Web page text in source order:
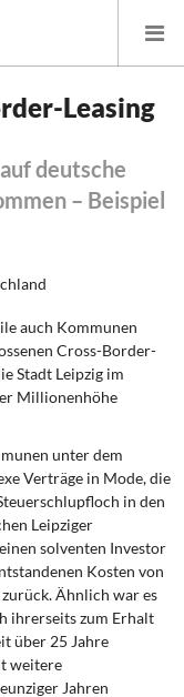
Leasing
deutsche
– Beispiel
auch Kommunen
Cross-Border-
Stadt Leipzig im
Millionenhöhe
unter dem
Verträge in Mode, die
in den
Leipziger
solventen Investor
Kosten von
Ähnlich war es
ihrerseits zum Erhalt
über 25 Jahre
weitere
Jahren